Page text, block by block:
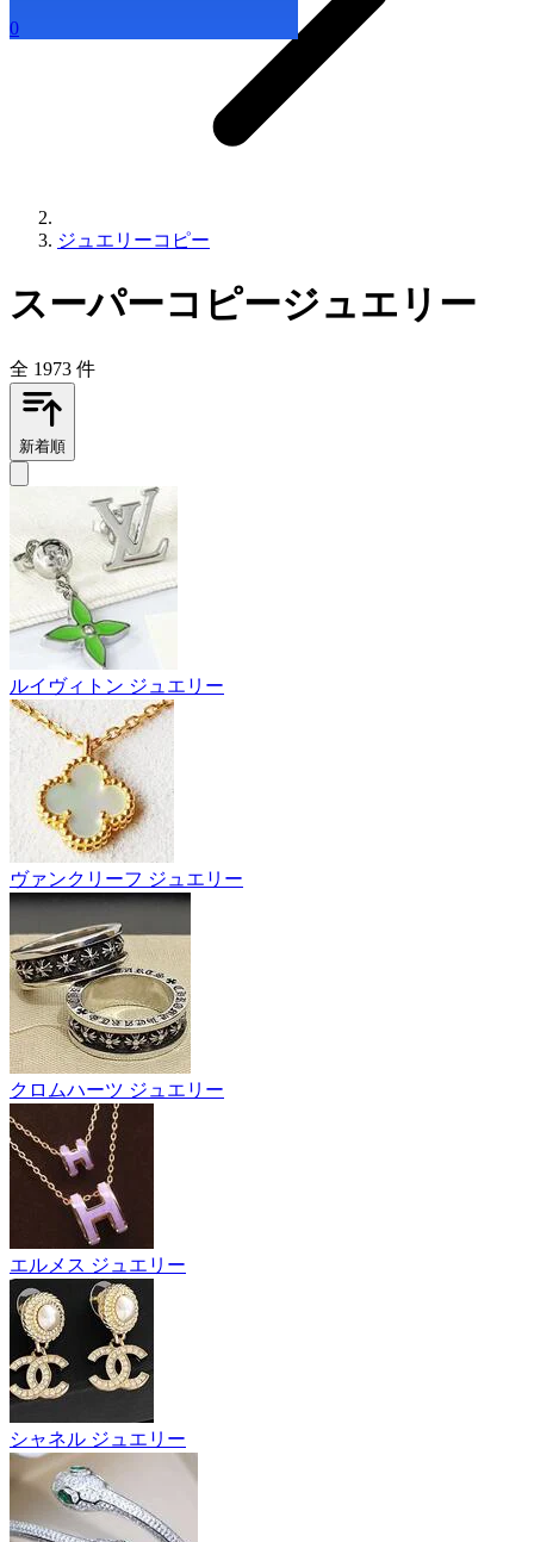
0
ジュエリーコピー
スーパーコピージュエリー
全 1973 件
新着順
ルイヴィトン ジュエリー
ヴァンクリーフ ジュエリー
クロムハーツ ジュエリー
エルメス ジュエリー
シャネル ジュエリー